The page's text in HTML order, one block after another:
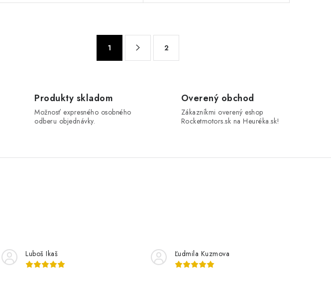
S
n
k
o
1 2
Produkty skladom
Možnosť expresného osobného
odberu objednávky.
Overený obchod
Zákazníkmi overený eshop
Rocketmotors.sk na Heuréka.sk!
Luboš Ikaš Ľudmila Kuzmova